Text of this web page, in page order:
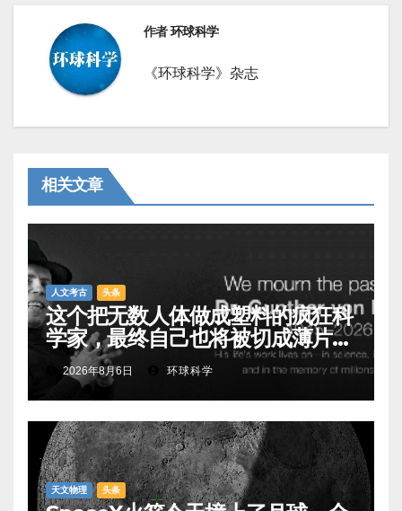
作者环球科学
《环球科学》杂志
相关文章
人文考古 头条
这个把无数人体做成塑料的疯狂科
学家，最终自己也将被切成薄片展
出2026年8月6日 环球科学
天文物理 头条